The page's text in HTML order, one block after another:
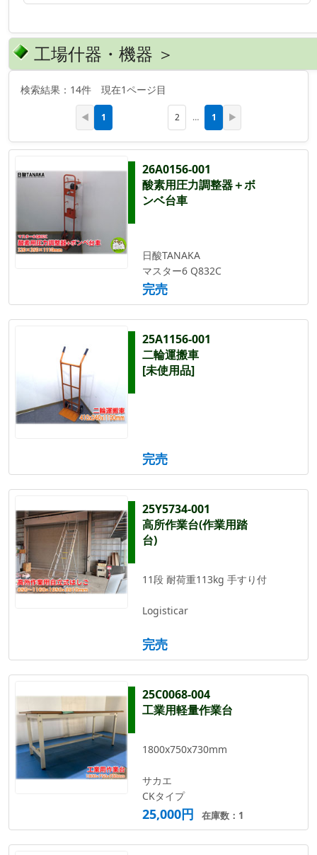
工場什器・機器 ＞
検索結果：14件 現在1ページ目
◀ 1 2 … 1 ▶
26A0156-001
酸素用圧力調整器＋ボ
ンベ台車
日酸TANAKA
マスター6 Q832C
完売
25A1156-001
二輪運搬車
[未使用品]
完売
25Y5734-001
高所作業台(作業用踏
台)
11段 耐荷重113kg 手すり付
Logisticar
完売
25C0068-004
工業用軽量作業台
1800x750x730mm
サカエ
CKタイプ
25,000円 在庫数：1